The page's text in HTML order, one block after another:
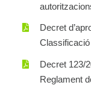
Decret
Classificació
Decret 123/
Reglament